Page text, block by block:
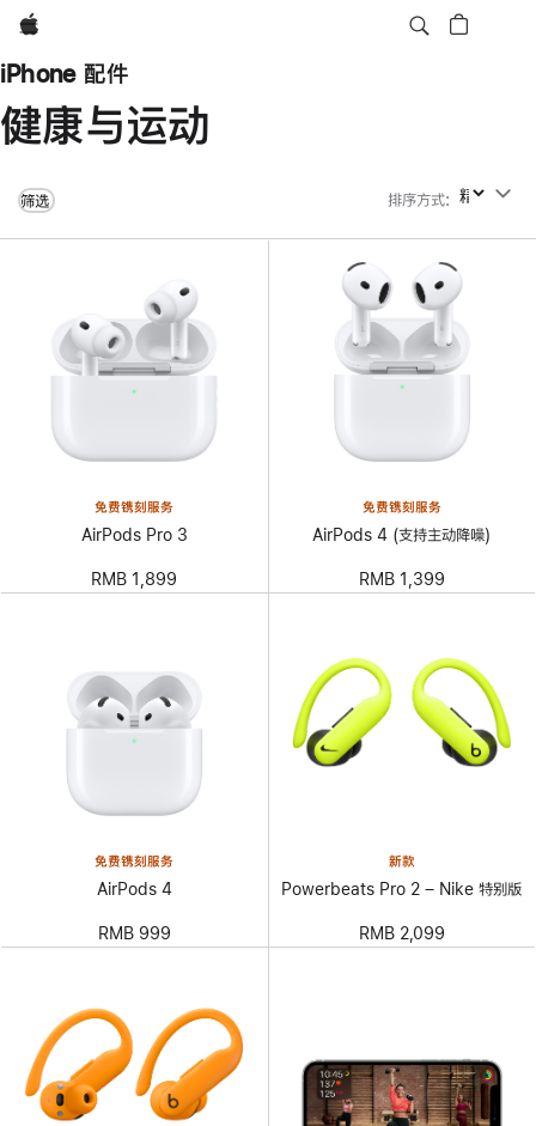
Apple
iPhone 配件
健康与运动
筛选 排序方式: 排序方式
免费镌刻服务
AirPods Pro 3
RMB 1,899
免费镌刻服务
AirPods 4 (支持主动降噪)
RMB 1,399
免费镌刻服务
AirPods 4
RMB 999
新款
Powerbeats Pro 2 – Nike 特别版
RMB 2,099